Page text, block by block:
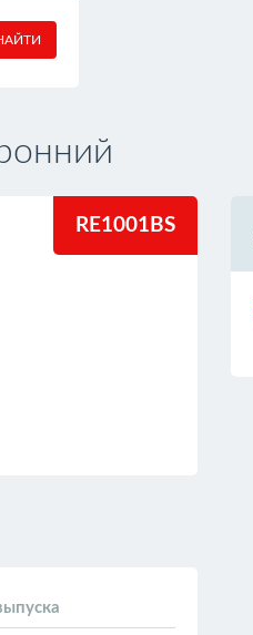
RE1001BS